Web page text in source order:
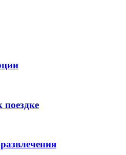
поездке